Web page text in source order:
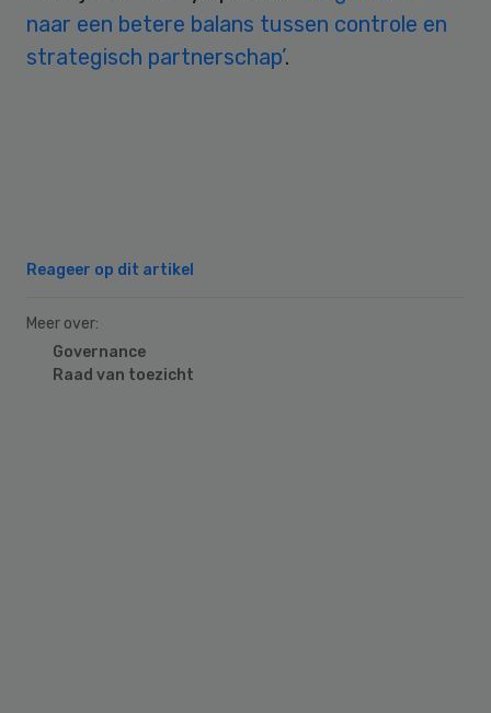
naar een betere balans tussen controle en
strategisch partnerschap’.
Reageer op dit artikel
Meer over:
Governance
Raad van toezicht